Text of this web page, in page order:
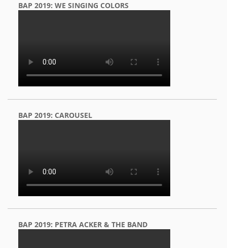
BAP 2019: WE SINGING COLORS
BAP 2019: CAROUSEL
BAP 2019: PETRA ACKER & THE BAND